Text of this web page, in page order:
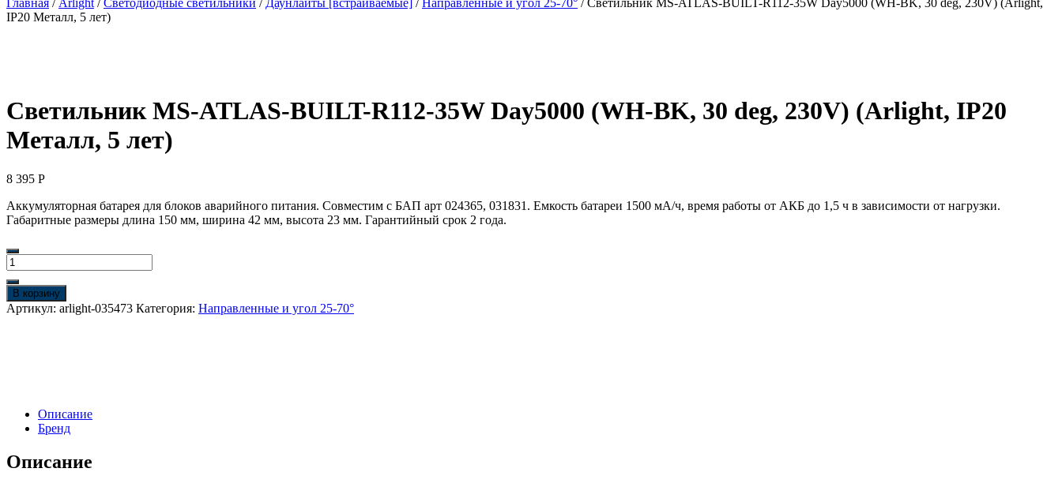
Главная / Arlight /Светодиодные светильники / Даунлайты [встраиваемые] /Направленные и угол 25-70° / Светильник MS-ATLAS-BUILT-R112-35W Day5000 (WH-BK, 30 deg, 230V) (Arlight,
IP20 Металл, 5 лет)
Светильник MS-ATLAS-BUILT-R112-35W Day5000 (WH-BK, 30 deg, 230V) (Arlight, IP20
Металл, 5 лет)
8 395 Р
Аккумуляторная батарея для блоков аварийного питания. Совместим с БАП арт 024365, 031831. Емкость батареи 1500 мА/ч, время работы от АКБ до 1,5 ч в зависимости от нагрузки.
Габаритные размеры длина 150 мм, ширина 42 мм, высота 23 мм. Гарантийный срок 2 года.
Количество
товара
Светильник
MS-
ATLAS-
deg,
(Arlight,
В корзину
Артикул: arlight-035473 Категория: Направленные и угол 25-70°
Описание
Бренд
Описание